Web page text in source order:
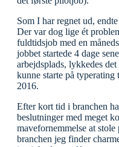
Som I har regnet ud,
Der var dog lige ét
fuldtidsjob med en
jobbet startede 4 dage
arbejdsplads, lykkedes
kunne starte på
2016.
Efter kort tid i branchen
beslutninger med meget
mavefornemmelse at
branchen jeg finder